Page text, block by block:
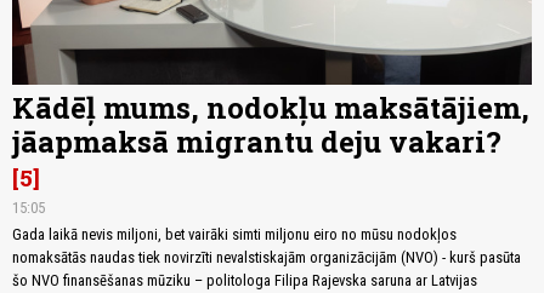
Kādēļ mums, nodokļu maksātājiem,
jāapmaksā migrantu deju vakari?
5
15:05
Gada laikā nevis miljoni, bet vairāki simti miljonu eiro no mūsu nodokļos
nomaksātās naudas tiek novirzīti nevalstiskajām organizācijām (NVO) - kurš pasūta
šo NVO finansēšanas mūziku – politologa Filipa Rajevska saruna ar Latvijas